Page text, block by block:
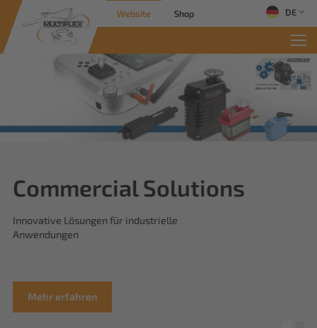
Website Shop DE
Commercial Solutions
Innovative Lösungen für industrielle
Anwendungen
Mehr erfahren